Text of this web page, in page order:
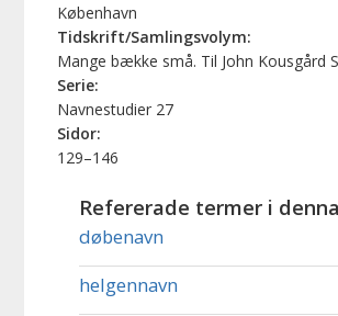
København
Tidskrift/Samlingsvolym:
Mange bække små. Til John Kousgård
Serie:
Navnestudier 27
Sidor:
129–146
Refererade termer i
døbenavn
helgennavn